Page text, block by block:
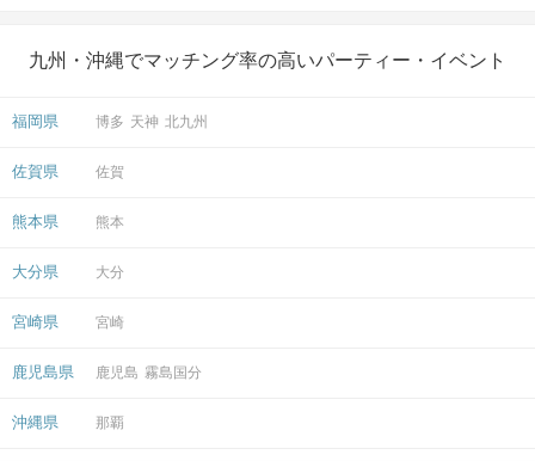
九州・沖縄でマッチング率の高いパーティー・イベント
福岡県 博多 天神 北九州
佐賀県 佐賀
熊本県 熊本
大分県 大分
宮崎県 宮崎
鹿児島県 鹿児島 霧島国分
沖縄県 那覇